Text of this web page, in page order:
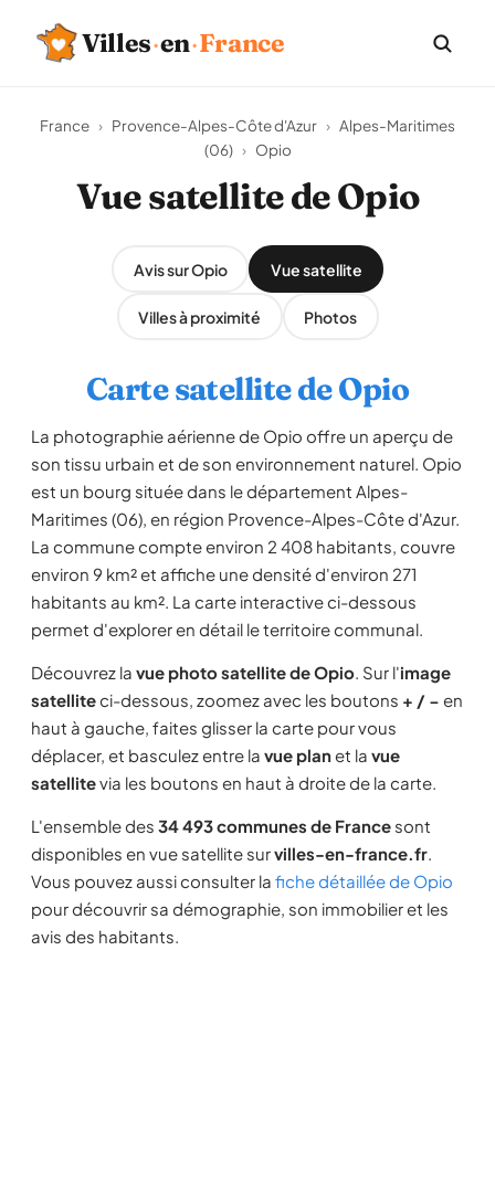
Villes·en·France
France › Provence-Alpes-Côte d'Azur › Alpes-Maritimes
(06) › Opio
Vue satellite de Opio
Avis sur Opio Vue satellite
Villes à proximité Photos
Carte satellite de Opio
La photographie aérienne de Opio offre un aperçu de
son tissu urbain et de son environnement naturel. Opio
est un bourg située dans le département Alpes-
Maritimes (06), en région Provence-Alpes-Côte d'Azur.
La commune compte environ 2 408 habitants, couvre
environ 9 km² et affiche une densité d'environ 271
habitants au km². La carte interactive ci-dessous
permet d'explorer en détail le territoire communal.
Découvrez la vue photo satellite de Opio. Sur l'image
satelliteci-dessous, zoomez avec les boutons + / − en
haut à gauche, faites glisser la carte pour vous
déplacer, et basculez entre la vue planet la vue
satellitevia les boutons en haut à droite de la carte.
L'ensemble des 34 493 communes de France sont
disponibles en vue satellite survilles-en-france.fr.
Vous pouvez aussi consulter la fiche détaillée de Opio
pour découvrir sa démographie, son immobilier et les
avis des habitants.